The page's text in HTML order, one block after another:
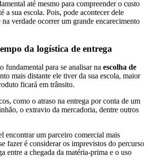
até mesmo para compreender o custo
a sua escola. Pois, pode acontecer dele
verdade ocorrer um grande encarecimento
da logística de entrega
fundamental para se analisar na escolha de
mais distante ele tiver da sua escola, maior
ficará em trânsito.
como o atraso na entrega por conta de um
o extravio da mercadoria, dentre outros
encontrar um parceiro comercial mais
fazer é considerar os imprevistos do percurso
entre a chegada da matéria-prima e o uso